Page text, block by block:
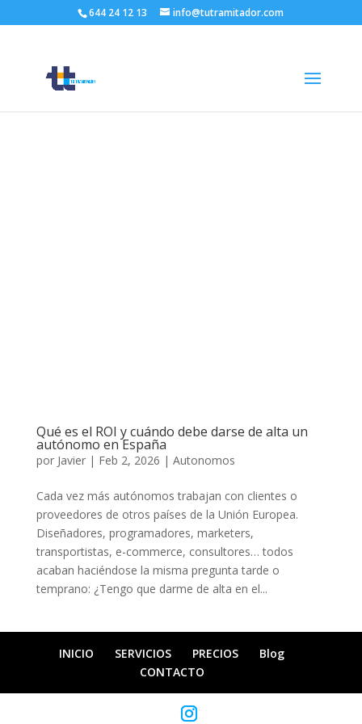
644 24 12 13 info@tutramitador.com
Qué es el ROI y cuándo debe darse de alta un
autónomo en España
por Javier| Feb 2, 2026 | Autonomos
Cada vez más autónomos trabajan con clientes o
proveedores de otros países de la Unión Europea.
Diseñadores, programadores, marketers,
transportistas, e-commerce, consultores… todos
acaban haciéndose la misma pregunta tarde o
temprano: ¿Tengo que darme de alta en el...
INICIO SERVICIOS PRECIOS
Blog
CONTACTO